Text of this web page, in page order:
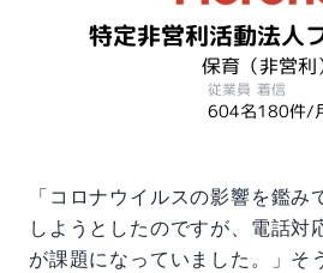
特定非営利活動法人
保育（非営利
従業員
604名
着信
180件/
「コロナウイルスの影響を鑑
しようとしたのですが、電話対
が課題になっていました。」そ